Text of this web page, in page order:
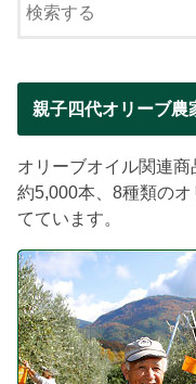
親子四代オリーブ農
オリーブオイル関連
約5,000本、8種類の
てています。